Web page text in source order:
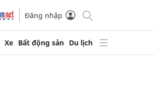
Đăng nhập
Xe Bất động sản Du lịch